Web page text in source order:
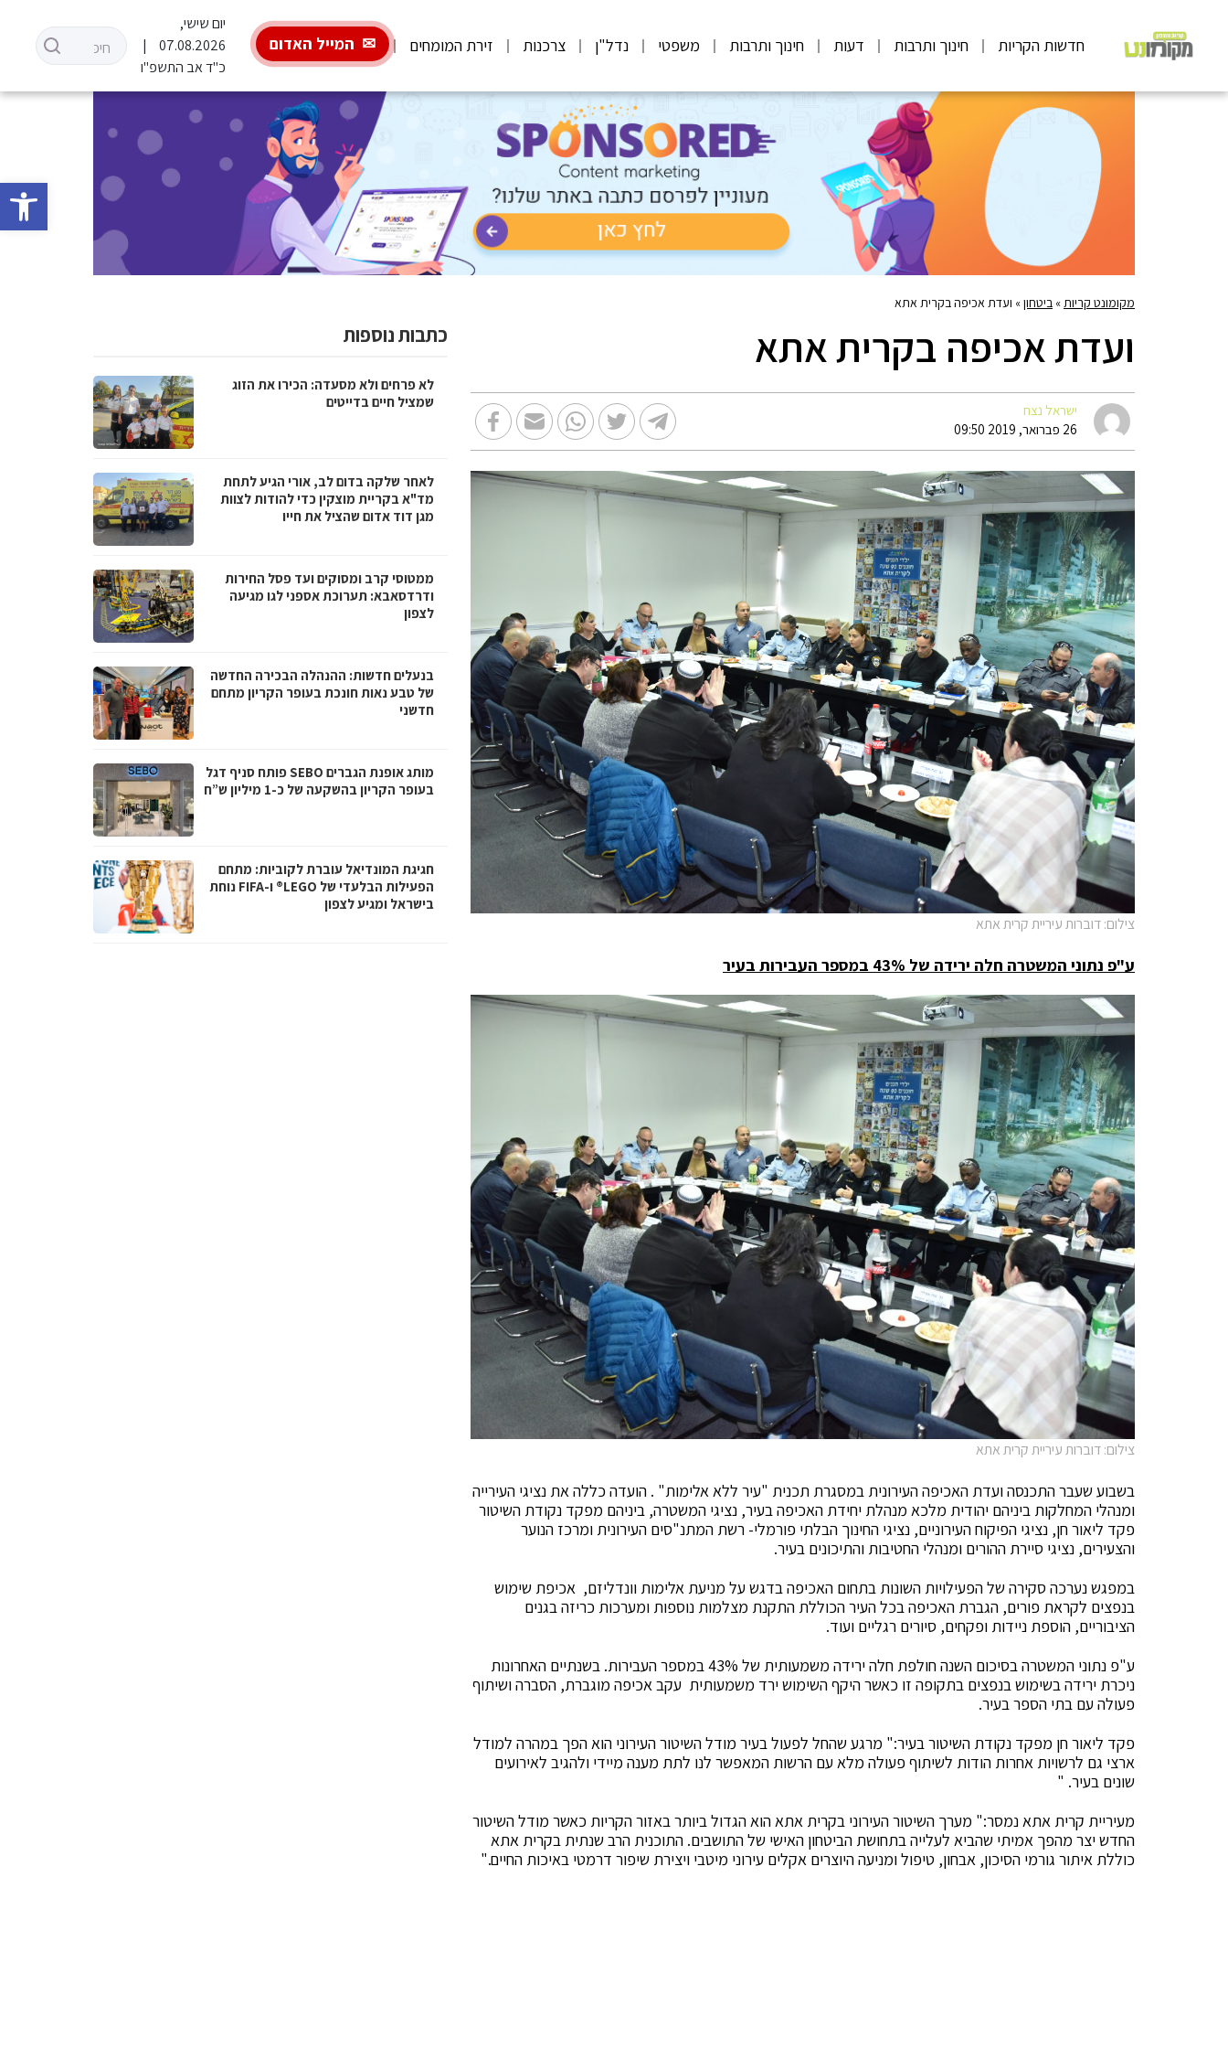
פתח
חדשות הקריות חינוך ותרבות דעות חינוך ותרבות משפטי נדל"ן צרכנות זירת המומחים המייל האדום
יום שישי,
07.08.2026
כ"ד אב התשפ"ו
מקומונט קריות » ביטחון» ועדת אכיפה בקרית אתא
ועדת אכיפה בקרית אתא
ישראל נצח
26 פברואר, 2019 09:50
צילום: דוברות עיריית קרית אתא
ע"פ נתוני המשטרה חלה ירידה של 43% במספר העבירות בעיר
צילום: דוברות עיריית קרית אתא
בשבוע שעבר התכנסה ועדת האכיפה העירונית במסגרת תכנית "עיר ללא אלימות" . הועדה כללה את נציגי העירייה
ומנהלי המחלקות ביניהם יהודית מלכא מנהלת יחידת האכיפה בעיר, נציגי המשטרה, ביניהם מפקד נקודת השיטור
פקד ליאור חן, נציגי הפיקוח העירוניים, נציגי החינוך הבלתי פורמלי- רשת המתנ"סים העירונית ומרכז הנוער
והצעירים, נציגי סיירת ההורים ומנהלי החטיבות והתיכונים בעיר.
במפגש נערכה סקירה של הפעילויות השונות בתחום האכיפה בדגש על מניעת אלימות וונדליזם, אכיפת שימוש
בנפצים לקראת פורים, הגברת האכיפה בכל העיר הכוללת התקנת מצלמות נוספות ומערכות כריזה בגנים
הציבוריים, הוספת ניידות ופקחים, סיורים רגליים ועוד.
ע"פ נתוני המשטרה בסיכום השנה חולפת חלה ירידה משמעותית של 43% במספר העבירות. בשנתיים האחרונות
ניכרת ירידה בשימוש בנפצים בתקופה זו כאשר היקף השימוש ירד משמעותית עקב אכיפה מוגברת, הסברה ושיתוף
פעולה עם בתי הספר בעיר.
פקד ליאור חן מפקד נקודת השיטור בעיר:" מרגע שהחל לפעול בעיר מודל השיטור העירוני הוא הפך במהרה למודל
ארצי גם לרשויות אחרות הודות לשיתוף פעולה מלא עם הרשות המאפשר לנו לתת מענה מיידי ולהגיב לאירועים
שונים בעיר. "
מעיריית קרית אתא נמסר:" מערך השיטור העירוני בקרית אתא הוא הגדול ביותר באזור הקריות כאשר מודל השיטור
החדש יצר מהפך אמיתי שהביא לעלייה בתחושת הביטחון האישי של התושבים. התוכנית הרב שנתית בקרית אתא
כוללת איתור גורמי הסיכון, אבחון, טיפול ומניעה היוצרים אקלים עירוני מיטבי ויצירת שיפור דרמטי באיכות החיים."
כתבות נוספות
לא פרחים ולא מסעדה: הכירו את הזוג
שמציל חיים בדייטים
לאחר שלקה בדום לב, אורי הגיע לתחת
מד"א בקריית מוצקין כדי להודות לצוות
מגן דוד אדום שהציל את חייו
ממטוסי קרב ומסוקים ועד פסל החירות
ודרדסאבא: תערוכת אספני לגו מגיעה
לצפון
בנעלים חדשות: ההנהלה הבכירה החדשה
של טבע נאות חונכת בעופר הקריון מתחם
חדשני
מותג אופנת הגברים SEBO פותח סניף דגל
בעופר הקריון בהשקעה של כ-1 מיליון ש”ח
חגיגת המונדיאל עוברת לקוביות: מתחם
הפעילות הבלעדי של LEGO® ו-FIFA נוחת
בישראל ומגיע לצפון